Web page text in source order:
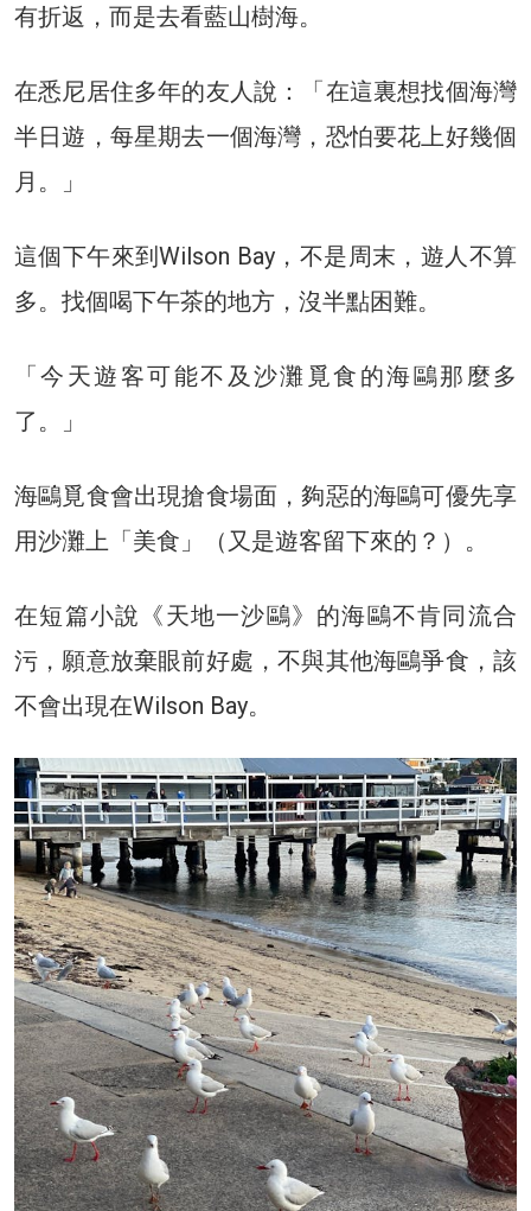
有折返，而是去看藍山樹海。
在悉尼居住多年的友人說：「在這裏想找個海灣
半日遊，每星期去一個海灣，恐怕要花上好幾個
月。」
這個下午來到Wilson Bay，不是周末，遊人不算
多。找個喝下午茶的地方，沒半點困難。
「今天遊客可能不及沙灘覓食的海鷗那麼多
了。」
海鷗覓食會出現搶食場面，夠惡的海鷗可優先享
用沙灘上「美食」（又是遊客留下來的？）。
在短篇小說《天地一沙鷗》的海鷗不肯同流合
污，願意放棄眼前好處，不與其他海鷗爭食，該
不會出現在Wilson Bay。